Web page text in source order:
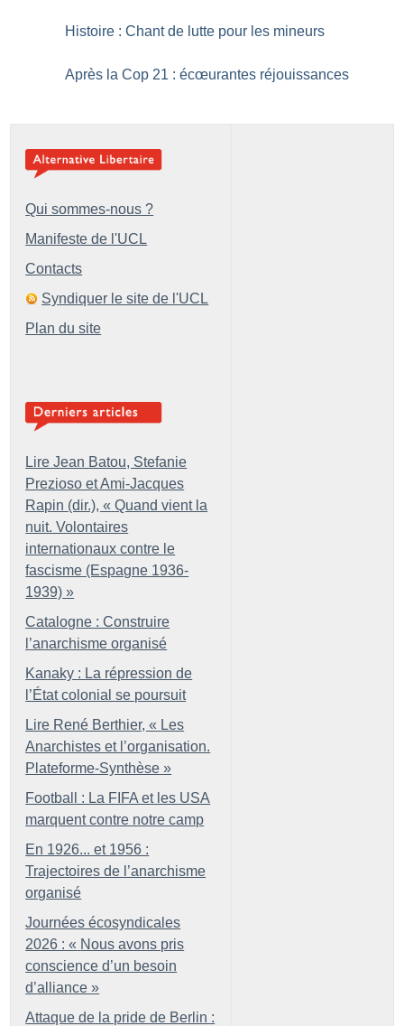
Histoire : Chant de lutte pour les mineurs
Après la Cop 21 : écœurantes réjouissances
Qui sommes-nous ?
Manifeste de l'UCL
Contacts
Syndiquer le site de l'UCL
Plan du site
Lire Jean Batou, Stefanie
Prezioso et Ami-Jacques
Rapin (dir.), « Quand vient la
nuit. Volontaires
internationaux contre le
fascisme (Espagne 1936-
1939) »
Catalogne : Construire
l’anarchisme organisé
Kanaky : La répression de
l’État colonial se poursuit
Lire René Berthier, « Les
Anarchistes et l’organisation.
Plateforme-Synthèse »
Football : La FIFA et les USA
marquent contre notre camp
En 1926... et 1956 :
Trajectoires de l’anarchisme
organisé
Journées écosyndicales
2026 : « Nous avons pris
conscience d’un besoin
d’alliance »
Attaque de la pride de Berlin :